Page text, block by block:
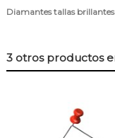
Diamantes tallas brillantes
3 otros productos